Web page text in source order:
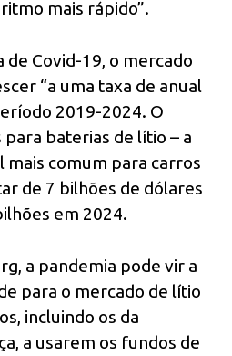
mais rápido”.
Covid-19, o mercado
“a uma taxa de anual
2019-2024. O
baterias de lítio – a
comum para carros
de 7 bilhões de dólares
em 2024.
a pandemia pode vir a
para o mercado de lítio
incluindo os da
a usarem os fundos de